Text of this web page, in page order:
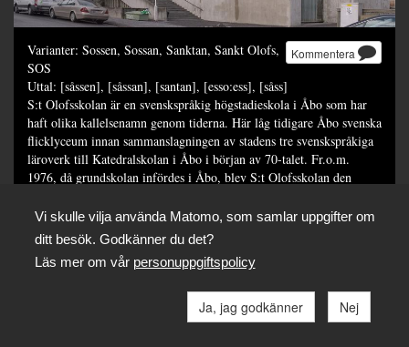
Kommentera
Varianter: Sossen, Sossan, Sanktan, Sankt Olofs,
SOS
Uttal: [såssen], [såssan], [santan], [esso:ess], [såss]
S:t Olofsskolan är en svenskspråkig högstadieskola i Åbo som har
haft olika kallelsenamn genom tiderna. Här låg tidigare Åbo svenska
flicklyceum innan sammanslagningen av stadens tre svenskspråkiga
läroverk till Katedralskolan i Åbo i början av 70-talet. Fr.o.m.
1976, då grundskolan infördes i Åbo, blev S:t Olofsskolan den
Foto: SLS / Sara Rönnqvist
Vi skulle vilja använda Matomo, som samlar uppgifter om
ditt besök. Godkänner du det?
Läs mer om vår personuppgiftspolicy
Ja, jag godkänner Nej